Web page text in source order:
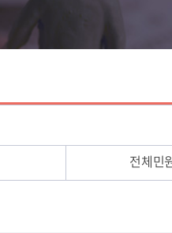
전체민